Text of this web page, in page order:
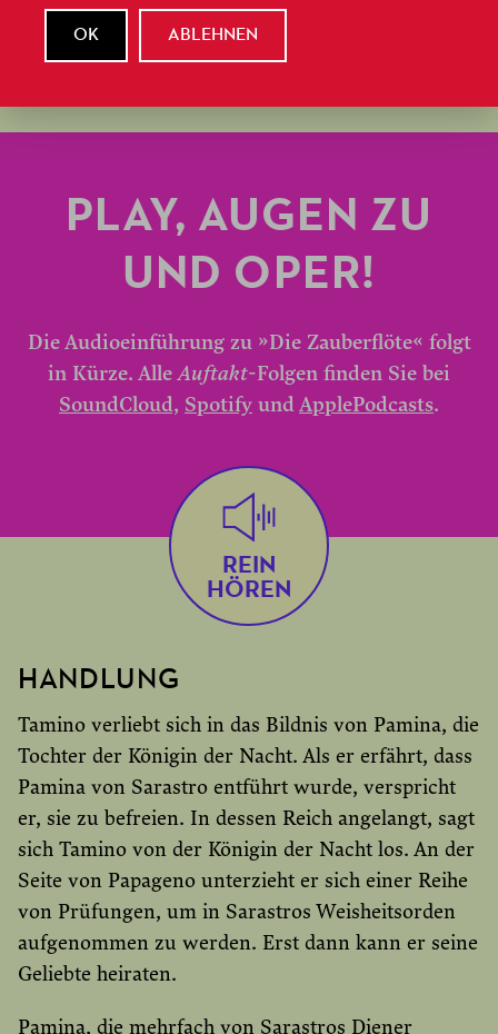
PLAY, AUGEN ZU
UND OPER!
Die Audioeinführung zu »Die Zauberflöte« folgt
in Kürze. AlleAuftakt-Folgen finden Sie bei
SoundCloud, Spotify undApplePodcasts.
REIN
HÖREN
HANDLUNG
Tamino verliebt sich in das Bildnis von Pamina, die
Tochter der Königin der Nacht. Als er erfährt, dass
Pamina von Sarastro entführt wurde, verspricht
er, sie zu befreien. In dessen Reich angelangt, sagt
sich Tamino von der Königin der Nacht los. An der
Seite von Papageno unterzieht er sich einer Reihe
von Prüfungen, um in Sarastros Weisheitsorden
aufgenommen zu werden. Erst dann kann er seine
Geliebte heiraten.
Pamina, die mehrfach von Sarastros Diener
OK ABLEHNEN